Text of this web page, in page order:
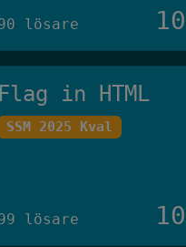
lösare
Flag in HTML
SSM 2025 Kval
lösare